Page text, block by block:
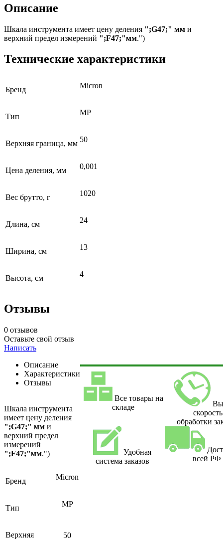
Описание
Шкала инструмента имеет цену деления ";G47;" мм и
верхний предел измерений ";F47;"мм.")
Технические характеристики
Бренд Micron
Тип МР
Верхняя граница, мм 50
Цена деления, мм 0,001
Вес брутто, г 1020
Длина, см 24
Ширина, см 13
Высота, см 4
Отзывы
0 отзывов
Оставьте свой отзыв
Написать
Описание
Характеристики
Отзывы
Шкала инструмента
имеет цену деления
";G47;" мм и
верхний предел
измерений
";F47;"мм.")
Бренд Micron
Тип МР
Верхняя
50
Все товары на
складе
скорость
обработки
Удобная
система заказов
всей РФ